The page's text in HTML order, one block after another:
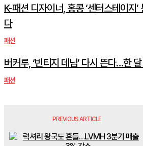
K-패션 디자이너, 홍콩 ‘센터스테이지
다
패션
버커루, ‘빈티지 데님’ 다시 뜬다…한
패션
PREVIOUS ARTICLE